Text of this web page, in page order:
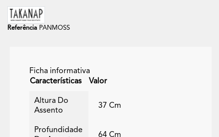
Referência PANMOSS
Ficha informativa
Características
Valor
Altura Do
Assento
37 Cm
Profundidade
64 Cm